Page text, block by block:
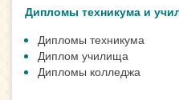
Дипломы техникума и
Дипломы техникума
Диплом училища
Дипломы колледжа